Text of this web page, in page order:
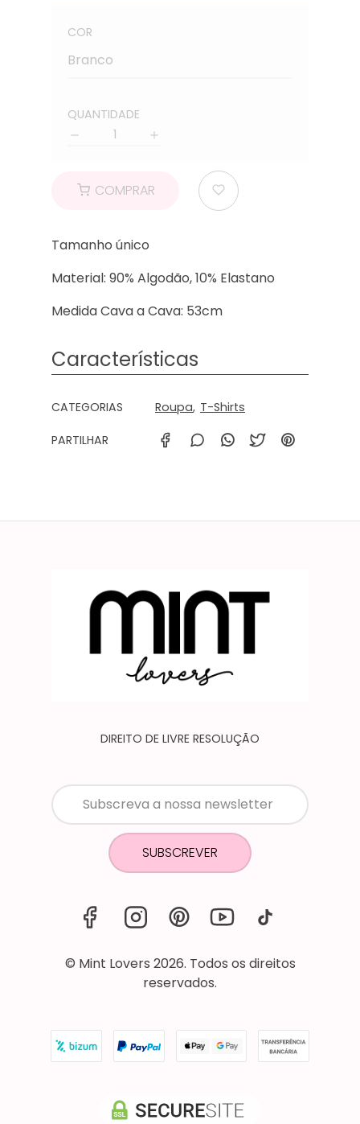
Quantidade
COR
Branco
QUANTIDADE
COMPRAR
Tamanho único
Material: 90% Algodão, 10% Elastano
Medida Cava a Cava: 53cm
Características
Características
CATEGORIAS Roupa T-Shirts
PARTILHAR
DIREITO DE LIVRE RESOLUÇÃO
SUBSCREVER
© Mint Lovers 2026. Todos os direitos
reservados.